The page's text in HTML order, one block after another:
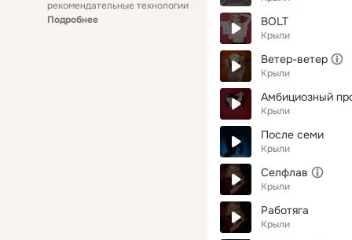
рекомендательные технологии
Подробнее
BOLT
Крыли
Ветер-ветер
Крыли
Амбициозный
Крыли
После семи
Крыли
Селфлав
Крыли
Работяга
Крыли